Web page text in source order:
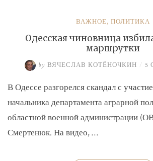
ВАЖНОЕ, ПОЛИТИКА
Одесская чиновница
маршрутки
by ВЯЧЕСЛАВ КОТЁНОЧКИН / 5
В Одессе разгорелся скандал с
начальника департамента аграрной
областной военной администрации
Смертенюк. На видео, …